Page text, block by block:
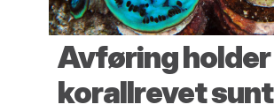
Avføring holder
korallrevet sunt